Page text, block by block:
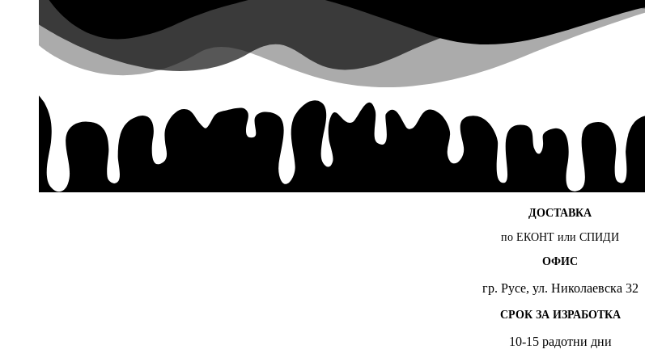
ДОСТАВКА
по ЕКОНТ или СПИДИ
ОФИС
гр. Русе, ул. Николаевска 32
СРОК ЗА ИЗРАБОТКА
10-15 радотни дни